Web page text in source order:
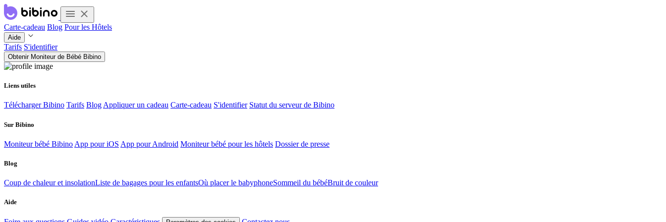
Carte-cadeau Blog Pour les Hôtels
Aide
Tarifs S'identifier
Obtenir Moniteur de Bébé Bibino
Liens utiles
Télécharger Bibino Tarifs Blog Appliquer un cadeau Carte-cadeau S'identifier Statut du serveur de Bibino
Sur Bibino
Moniteur bébé Bibino App pour iOS App pour Android Moniteur bébé pour les hôtels Dossier de presse
Blog
Coup de chaleur et insolationListe de bagages pour les enfantsOù placer le babyphoneSommeil du bébéBruit de couleur
Aide